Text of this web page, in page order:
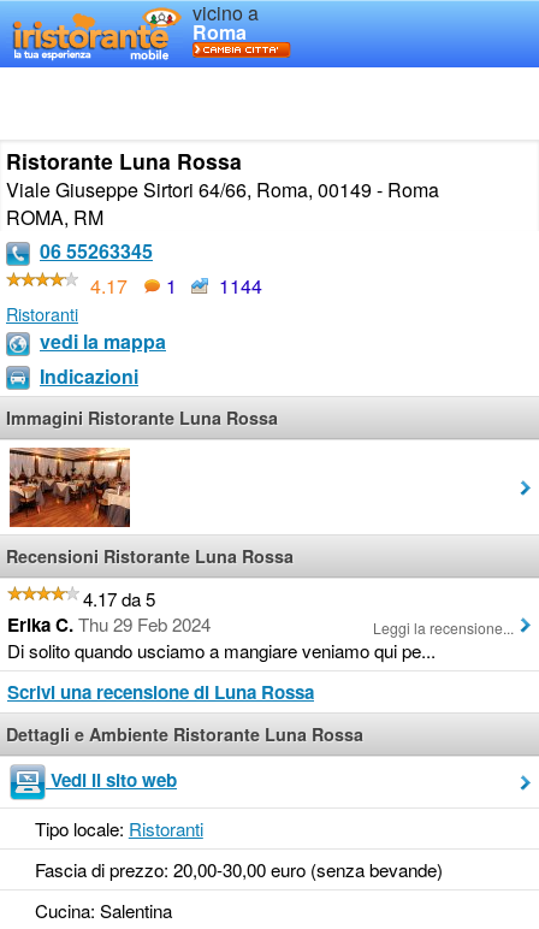
vicino a
Roma
Ristorante Luna Rossa
Viale Giuseppe Sirtori 64/66, Roma, 00149 - Roma
ROMA, RM
06 55263345
4.17
1 1144
Ristoranti
vedi la mappa
Indicazioni
Immagini Ristorante Luna Rossa
Recensioni Ristorante Luna Rossa
4.17 da 5
Erika C.Thu 29 Feb 2024
Di solito quando usciamo a mangiare veniamo qui pe...
Leggi la recensione...
Scrivi una recensione di Luna Rossa
Dettagli e Ambiente Ristorante Luna Rossa
Vedi il sito web
Tipo locale: Ristoranti
Fascia di prezzo: 20,00-30,00 euro (senza bevande)
Cucina: Salentina